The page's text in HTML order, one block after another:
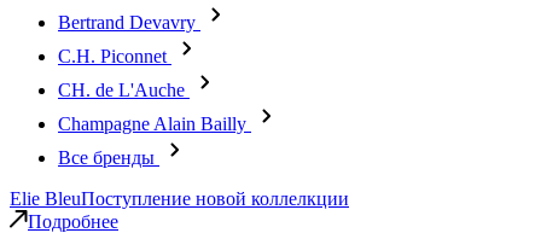
Bertrand Devavry
C.H. Piconnet
CH. de L'Auche
Champagne Alain Bailly
Все бренды
Elie BleuПоступление новой коллелкции
Подробнее